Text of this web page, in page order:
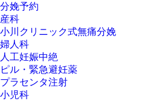
分娩予約
産科
小川クリニック式無痛分娩
婦人科
人工妊娠中絶
ピル・緊急避妊薬
プラセンタ注射
小児科